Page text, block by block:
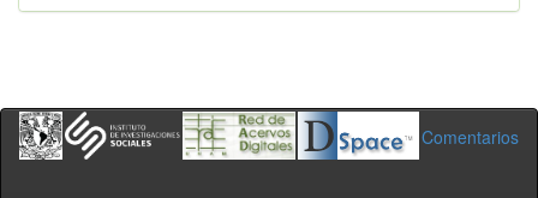
Comentarios